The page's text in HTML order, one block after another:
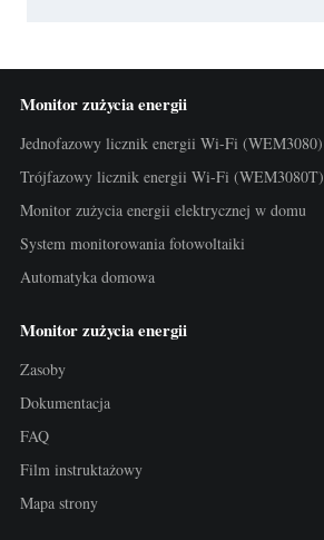
Monitor zużycia energii
Jednofazowy licznik energii Wi-Fi (WEM3080)
Trójfazowy licznik energii Wi-Fi (WEM3080T)
Monitor zużycia energii elektrycznej w domu
System monitorowania fotowoltaiki
Automatyka domowa
Monitor zużycia energii
Zasoby
Dokumentacja
FAQ
Film instruktażowy
Mapa strony